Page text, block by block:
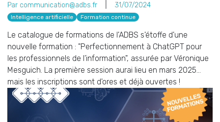
Par communication@adbs.fr 31/07/2024
Intelligence artificielle Formation continue
Le catalogue de formations de l'ADBS s'étoffe d'une
nouvelle formation : "Perfectionnement à ChatGPT pour
les professionnels de l’information", assurée par Véronique
Mesguich. La première session aurai lieu en mars 2025...
mais les inscriptions sont d'ores et déjà ouvertes !